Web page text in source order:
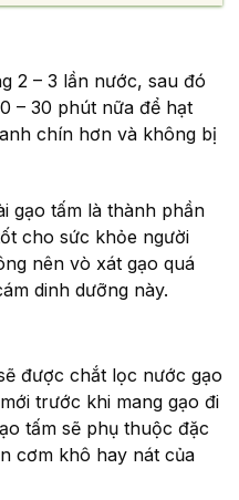
2 – 3 lần nước, sau đó
– 30 phút nữa để hạt
chín hơn và không bị
gạo tấm là thành phần
cho sức khỏe người
nên vò xát gạo quá
dinh dưỡng này.
được chắt lọc nước gạo
trước khi mang gạo đi
tấm sẽ phụ thuộc đặc
cơm khô hay nát của